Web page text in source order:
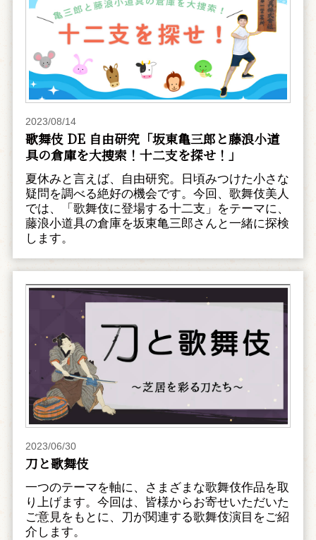
2023/08/14
歌舞伎 DE 自由研究「坂東亀三郎と藤浪小道
具の倉庫を大捜索！十二支を探せ！」
夏休みと言えば、自由研究。日頃みつけた小さな
疑問を調べる絶好の機会です。今回、歌舞伎美人
では、「歌舞伎に登場する十二支」をテーマに、
藤浪小道具の倉庫を坂東亀三郎さんと一緒に探検
します。
2023/06/30
刀と歌舞伎
一つのテーマを軸に、さまざまな歌舞伎作品を取
り上げます。今回は、皆様からお寄せいただいた
ご意見をもとに、刀が関連する歌舞伎演目をご紹
介します。